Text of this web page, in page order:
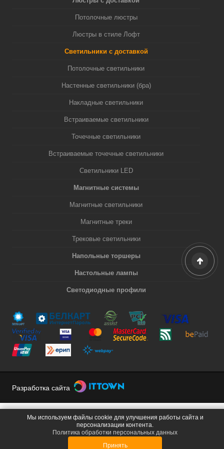
Потолочные люстры
Люстры в стиле Лофт
Светильники с доставкой
Потолочные светильники
Настенные светильники (бра)
Накладные светильники
Встраиваемые светильники
Точечные светильники
Встраиваемые точечные светильники
Светильники LED
Магнитные системы
Магнитные светильники
Магнитные треки
Трековые светильники
Напольные торшеры
Настольные лампы
Светодиодные профили
Разработка сайта
Мы используем файлы cookie для улучшения работы сайта и
персонализации контента.
Политика обработки персональных данных
Принять